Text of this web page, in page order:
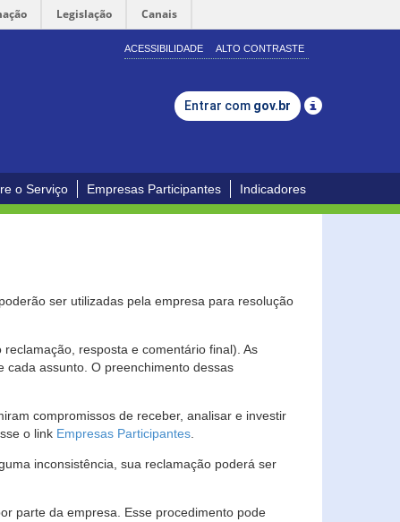
Legislação Canais
ACESSIBILIDADE ALTO CONTRASTE
Entrar com gov.br
o Serviço Empresas Participantes Indicadores
ser utilizadas pela empresa para resolução
resposta e comentário final). As
cada assunto. O preenchimento dessas
compromissos de receber, analisar e investir
o link Empresas Participantes
inconsistência, sua reclamação poderá ser
parte da empresa. Esse procedimento pode